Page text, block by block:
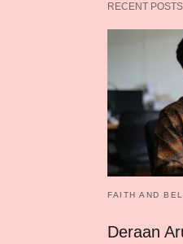
RECENT POSTS
FAITH AND
Deraan